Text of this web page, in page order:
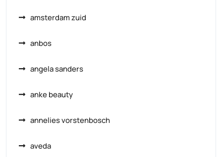
amsterdam zuid
anbos
angela sanders
anke beauty
annelies vorstenbosch
aveda